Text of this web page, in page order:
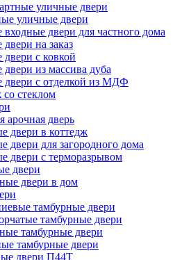
уличные двери
уличные двери
двери для частного дома
на заказ
с ковкой
из массива дуба
двери с отделкой из МДФ
со стеклом
арочная дверь
двери в коттедж
двери для загородного дома
двери с терморазрывом
двери
двери в дом
тамбурные двери
тамбурные двери
тамбурные двери
тамбурные двери
двери П44Т